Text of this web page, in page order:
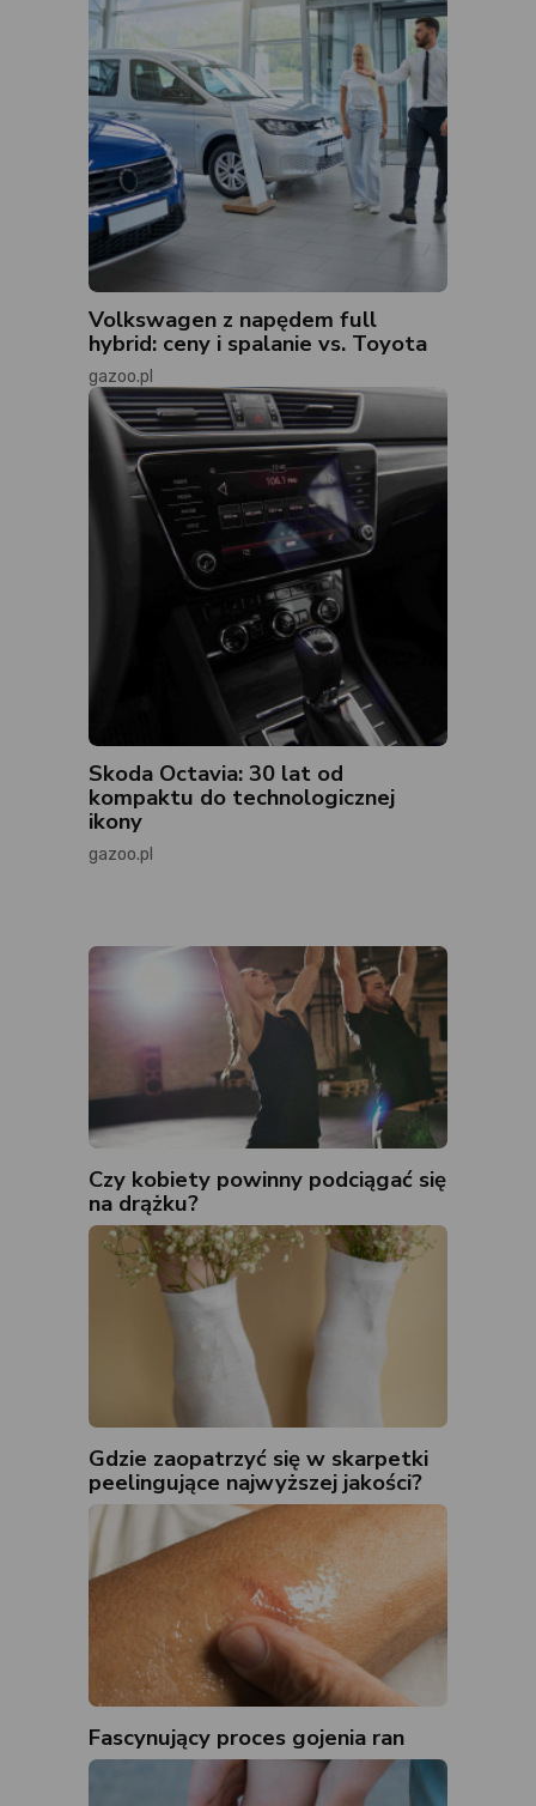
Volkswagen z napędem full
hybrid: ceny i spalanie vs. Toyota
gazoo.pl
Skoda Octavia: 30 lat od
kompaktu do technologicznej
ikony
gazoo.pl
Czy kobiety powinny podciągać się
na drążku?
Gdzie zaopatrzyć się w skarpetki
peelingujące najwyższej jakości?
Fascynujący proces gojenia ran